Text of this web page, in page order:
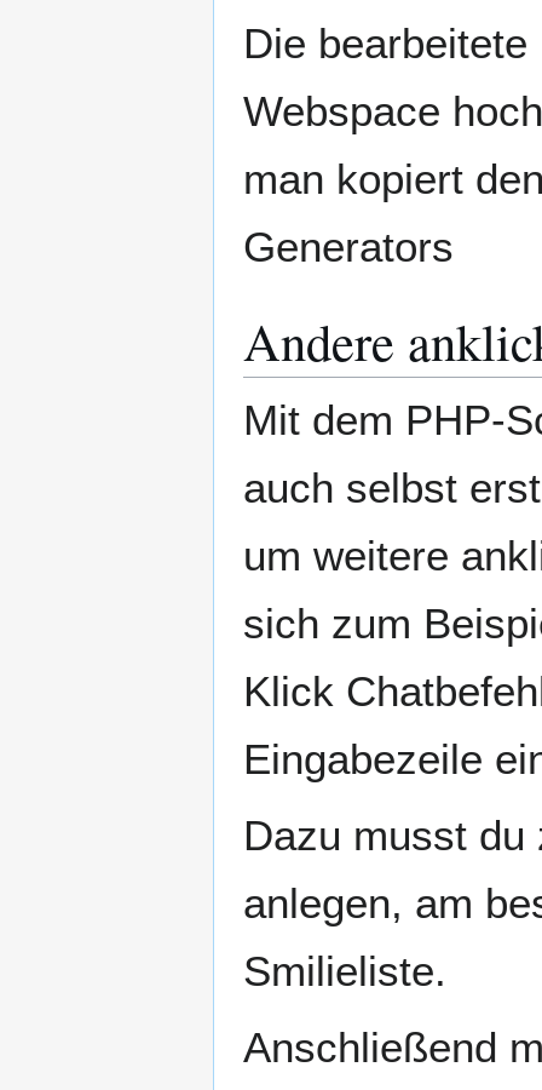
Die
Webspace
man kopiert
Generators
Andere
Mit dem PHP-
auch selbst
um weitere
sich zum
Klick
Eingabezeile
Dazu musst du
anlegen, am
Smilieliste.
Anschließend